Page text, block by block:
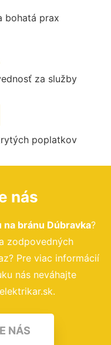
bohatá prax
za služby
poplatkov
nás
bránu Dúbravka?
zodpovedných
Pre viac informácií
nás neváhajte
NÁS